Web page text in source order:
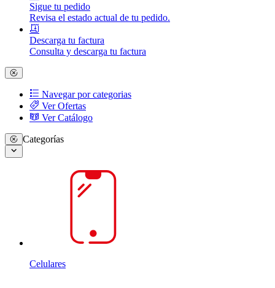
Sigue tu pedido
Revisa el estado actual de tu pedido.
Descarga tu factura
Consulta y descarga tu factura
Navegar por categorias
Ver Ofertas
Ver Catálogo
Categorías
Celulares